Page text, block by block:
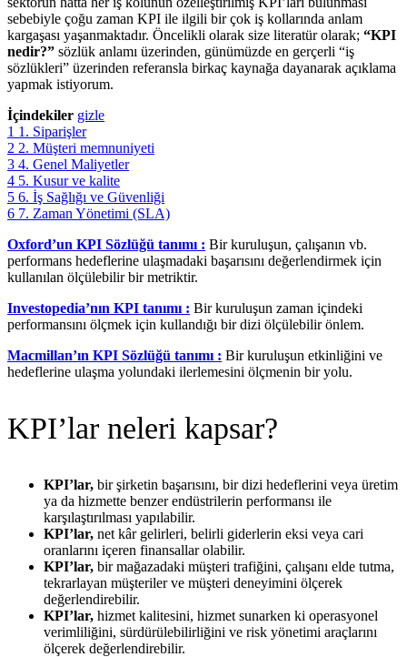
sebebiyle çoğu zaman KPI ile ilgili bir çok iş kollarında anlam
kargaşası yaşanmaktadır. Öncelikli olarak size literatür olarak; “KPI
nedir?” sözlük anlamı üzerinden, günümüzde en gerçerli “iş
sözlükleri” üzerinden referansla birkaç kaynağa dayanarak açıklama
yapmak istiyorum.
İçindekiler gizle
1 1. Siparişler
2 2. Müşteri memnuniyeti
3 4. Genel Maliyetler
4 5. Kusur ve kalite
5 6. İş Sağlığı ve Güvenliği
6 7. Zaman Yönetimi (SLA)
Oxford’un KPI Sözlüğü tanımı : Bir kuruluşun, çalışanın vb.
performans hedeflerine ulaşmadaki başarısını değerlendirmek için
kullanılan ölçülebilir bir metriktir.
Investopedia’nın KPI tanımı : Bir kuruluşun zaman içindeki
performansını ölçmek için kullandığı bir dizi ölçülebilir önlem.
Macmillan’ın KPI Sözlüğü tanımı : Bir kuruluşun etkinliğini ve
hedeflerine ulaşma yolundaki ilerlemesini ölçmenin bir yolu.
KPI’lar neleri kapsar?
KPI’lar, bir şirketin başarısını, bir dizi hedeflerini veya üretim
ya da hizmette benzer endüstrilerin performansı ile
karşılaştırılması yapılabilir.
KPI’lar, net kâr gelirleri, belirli giderlerin eksi veya cari
oranlarını içeren finansallar olabilir.
KPI’lar, bir mağazadaki müşteri trafiğini, çalışanı elde tutma,
tekrarlayan müşteriler ve müşteri deneyimini ölçerek
değerlendirebilir.
KPI’lar, hizmet kalitesini, hizmet sunarken ki operasyonel
verimliliğini, sürdürülebilirliğini ve risk yönetimi araçlarını
ölçerek değerlendirebilir.